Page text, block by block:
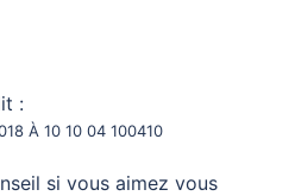
:
À 10 10 04 100410
si vous aimez vous